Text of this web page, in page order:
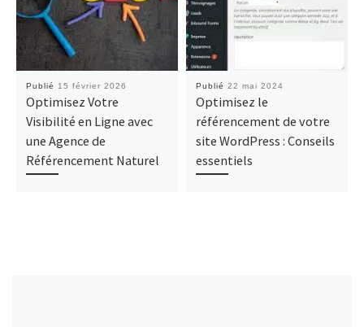
Publié 15 février 2026
Optimisez Votre
Visibilité en Ligne avec
une Agence de
Référencement Naturel
Publié 22 mai 2024
Optimisez le
référencement de votre
site WordPress : Conseils
essentiels